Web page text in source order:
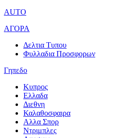
AUTO
ΑΓΟΡΑ
Δελτια Τυπου
Φυλλαδια Προσφορων
Γηπεδο
Κυπρος
Ελλαδα
Διεθνη
Καλαθοσφαιρα
Αλλα Σπορ
Ντριμπλες